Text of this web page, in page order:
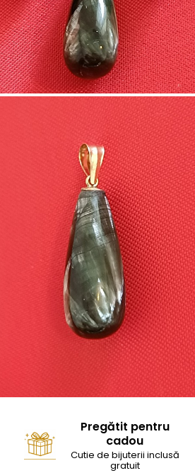
Pregătit pentru
cadou
Cutie de bijuterii inclusă
gratuit